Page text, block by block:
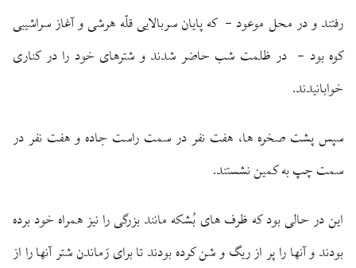
رفتند و در محل موعود - كه پايان سربالايى قلّه هرشى و آغاز سراشيبى
كوه بود - در ظلمت شب حاضر شدند و شترهاى خود را در كنارى
خوابانيدند.
سپس پشت صخره ‏ها، هفت نفر در سمت راست جاده و هفت نفر در
سمت چپ به كمين نشستند.
اين در حالى بود كه ظرف ‏هاى بُشكه مانند بزرگى را نيز همراه خود برده
بودند و آنها را پر از ريگ و شن كرده بودند تا براى رَماندن شتر آنها را از